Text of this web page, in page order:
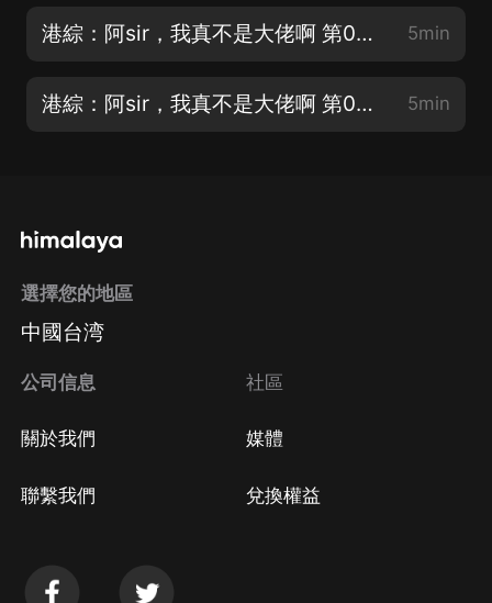
港綜：阿sir，我真不是大佬啊 第007集 花佛 5min
港綜：阿sir，我真不是大佬啊 第008集 衝突 5min
選擇您的地區
中國台湾
公司信息
關於我們
聯繫我們
社區
媒體
兌換權益